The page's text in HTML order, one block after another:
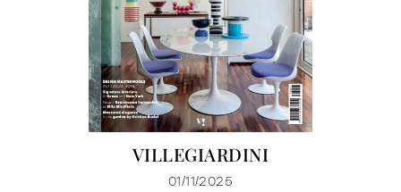
VILLEGIARDINI
01/11/2025